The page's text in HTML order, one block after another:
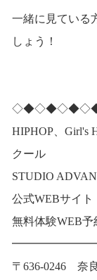
一緒に見ている
しょう！
HIPHOP、Girl's
クール
STUDIO
公式WEBサイト
無料体験WEB予
〒636-0246 奈